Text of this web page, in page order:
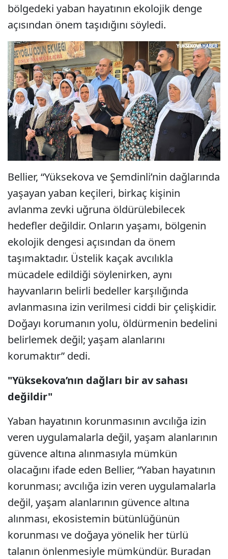
bölgedeki yaban hayatının ekolojik denge
açısından önem taşıdığını söyledi.
Bellier, “Yüksekova ve Şemdinli’nin dağlarında
yaşayan yaban keçileri, birkaç kişinin
avlanma zevki uğruna öldürülebilecek
hedefler değildir. Onların yaşamı, bölgenin
ekolojik dengesi açısından da önem
taşımaktadır. Üstelik kaçak avcılıkla
mücadele edildiği söylenirken, aynı
hayvanların belirli bedeller karşılığında
avlanmasına izin verilmesi ciddi bir çelişkidir.
Doğayı korumanın yolu, öldürmenin bedelini
belirlemek değil; yaşam alanlarını
korumaktır” dedi.
"Yüksekova’nın dağları bir av sahası
değildir"
Yaban hayatının korunmasının avcılığa izin
veren uygulamalarla değil, yaşam alanlarının
güvence altına alınmasıyla mümkün
olacağını ifade eden Bellier, “Yaban hayatının
korunması; avcılığa izin veren uygulamalarla
değil, yaşam alanlarının güvence altına
alınması, ekosistemin bütünlüğünün
korunması ve doğaya yönelik her türlü
talanın önlenmesiyle mümkündür. Buradan